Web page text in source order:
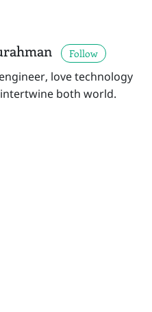
Follow
love technology
both world.